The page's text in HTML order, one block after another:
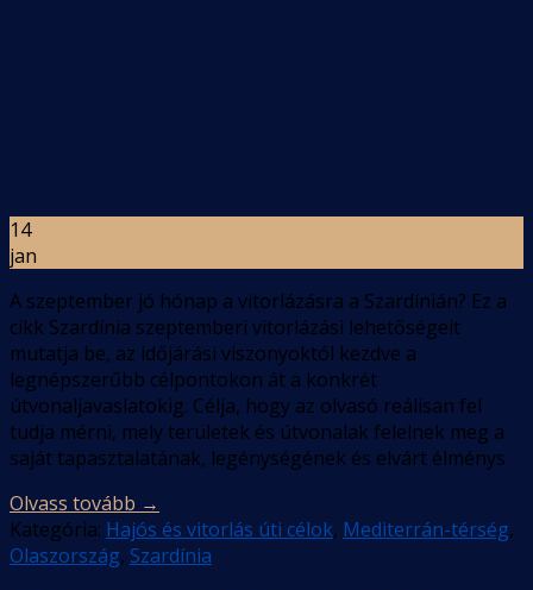
14
jan
A szeptember jó hónap a vitorlázásra a Szardínián? Ez a
cikk Szardínia szeptemberi vitorlázási lehetőségeit
mutatja be, az időjárási viszonyoktól kezdve a
legnépszerűbb célpontokon át a konkrét
útvonaljavaslatokig. Célja, hogy az olvasó reálisan fel
tudja mérni, mely területek és útvonalak felelnek meg a
saját tapasztalatának, legénységének és elvárt élménys
Olvass tovább →
Kategória: Hajós és vitorlás úti célok, Mediterrán-térség,
Olaszország, Szardínia